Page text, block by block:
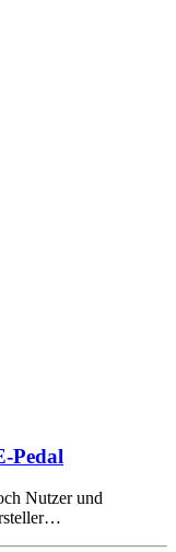
Pedal
Nutzer und